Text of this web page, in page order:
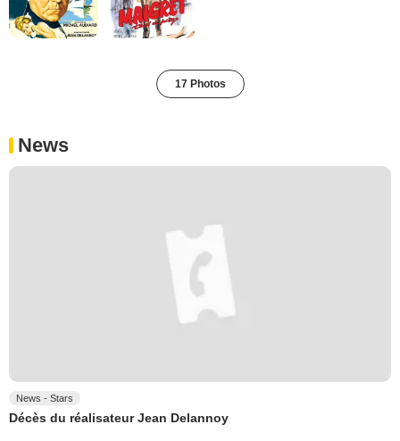
17 Photos
News
News - Stars
Décès du réalisateur Jean Delannoy